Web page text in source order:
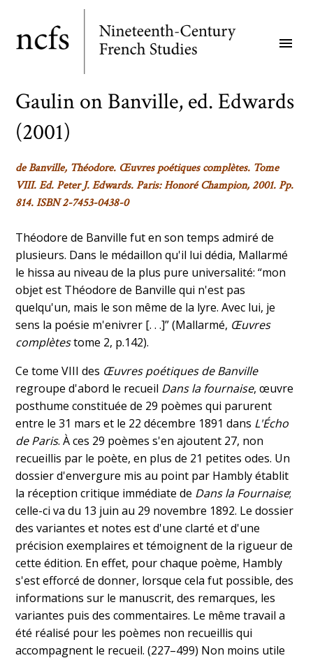
main
menu
Gaulin on Banville, ed. Edwards
(2001)
de Banville, Théodore. Œuvres poétiques complètes. Tome
VIII. Ed. Peter J. Edwards. Paris: Honoré Champion, 2001. Pp.
814. ISBN 2-7453-0438-0
Théodore de Banville fut en son temps admiré de
plusieurs. Dans le médaillon qu'il lui dédia, Mallarmé
le hissa au niveau de la plus pure universalité: “mon
objet est Théodore de Banville qui n'est pas
quelqu'un, mais le son même de la lyre. Avec lui, je
sens la poésie m'enivrer [. . .]” (Mallarmé, Œuvres
complètestome 2, p.142).
Ce tome VIII des Œuvres poétiques de Banville
regroupe d'abord le recueil Dans la fournaise, œuvre
posthume constituée de 29 poèmes qui parurent
entre le 31 mars et le 22 décembre 1891 dans L'Écho
de Paris. À ces 29 poèmes s'en ajoutent 27, non
recueillis par le poète, en plus de 21 petites odes. Un
dossier d'envergure mis au point par Hambly établit
la réception critique immédiate de Dans la Fournaise;
celle-ci va du 13 juin au 29 novembre 1892. Le dossier
des variantes et notes est d'une clarté et d'une
précision exemplaires et témoignent de la rigueur de
cette édition. En effet, pour chaque poème, Hambly
s'est efforcé de donner, lorsque cela fut possible, des
informations sur le manuscrit, des remarques, les
variantes puis des commentaires. Le même travail a
été réalisé pour les poèmes non recueillis qui
accompagnent le recueil. (227–499) Non moins utile